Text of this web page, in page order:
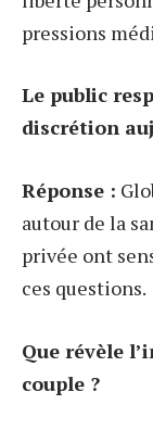
pressions
Le public
discrétion
Réponse :
autour de la
privée ont
ces questions.
Que révèle
couple ?